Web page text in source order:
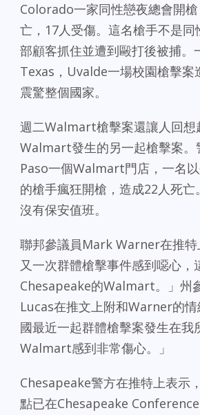
Colorado一家同性戀夜總會開
亡，17人受傷。這名槍手不是同
部顧客抓住並遭到毆打後被捕。
Texas，Uvalde一場校園槍擊案
震驚整個國家。
週二Walmart槍擊案還讓人回想
Walmart發生的另一起槍擊案。
Paso一個Walmart門店，一名
的槍手瘋狂開槍，造成22人死
沒有保安值班。
聯邦參議員Mark Warner在推特
又一次群體槍擊事件感到噁心，
Chesapeake的Walmart。」州
Lucas在推文上附和Warner的
國最近一起群體槍擊案發生在我
Walmart感到非常傷心。」
Chesapeake警方在推特上表示
點已在Chesapeake Conference